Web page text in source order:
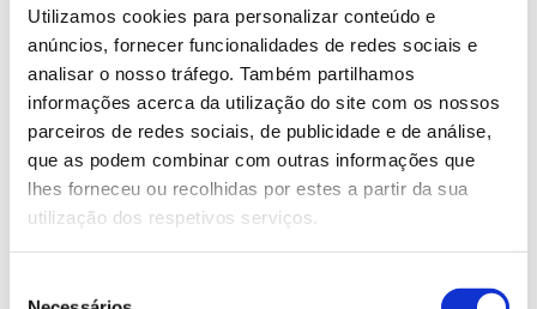
Utilizamos cookies para personalizar conteúdo e
anúncios, fornecer funcionalidades de redes sociais e
analisar o nosso tráfego. Também partilhamos
informações acerca da utilização do site com os nossos
parceiros de redes sociais, de publicidade e de análise,
que as podem combinar com outras informações que
lhes forneceu ou recolhidas por estes a partir da sua
utilização dos respetivos serviços.
os seus efeitos ainda não se façam sentir.